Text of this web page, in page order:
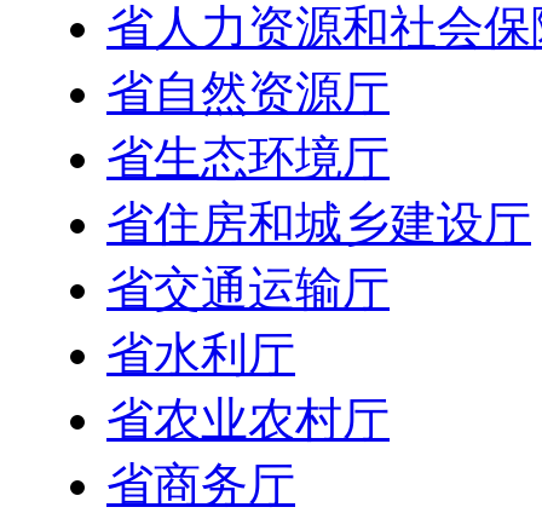
省人力资源和社会
省自然资源厅
省生态环境厅
省住房和城乡建设厅
省交通运输厅
省水利厅
省农业农村厅
省商务厅